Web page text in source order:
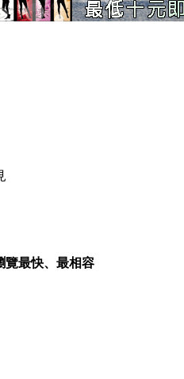
覽最快、最相容